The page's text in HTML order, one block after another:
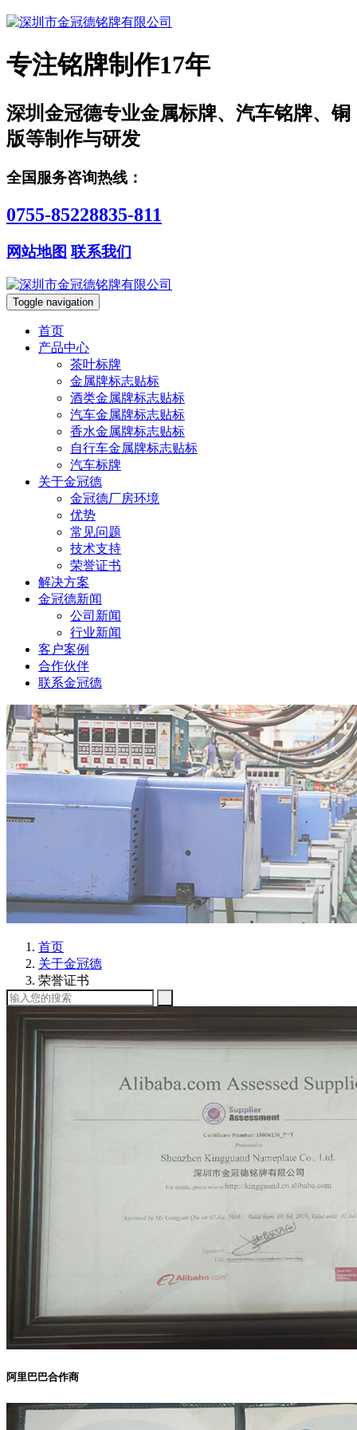
专注铭牌制作17年
深圳金冠德专业金属标牌、汽车铭牌、铜
版等制作与研发
全国服务咨询热线：
0755-85228835-811
网站地图 联系我们
Toggle navigation
首页
产品中心
茶叶标牌
金属牌标志贴标
酒类金属牌标志贴标
汽车金属牌标志贴标
香水金属牌标志贴标
自行车金属牌标志贴标
汽车标牌
关于金冠德
金冠德厂房环境
优势
常见问题
技术支持
荣誉证书
解决方案
金冠德新闻
公司新闻
行业新闻
客户案例
合作伙伴
联系金冠德
首页
关于金冠德
荣誉证书
阿里巴巴合作商